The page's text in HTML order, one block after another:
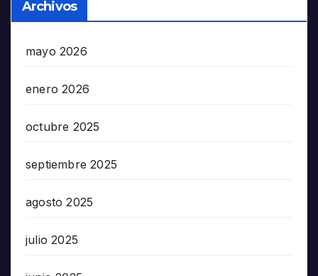
Archivos
mayo 2026
enero 2026
octubre 2025
septiembre 2025
agosto 2025
julio 2025